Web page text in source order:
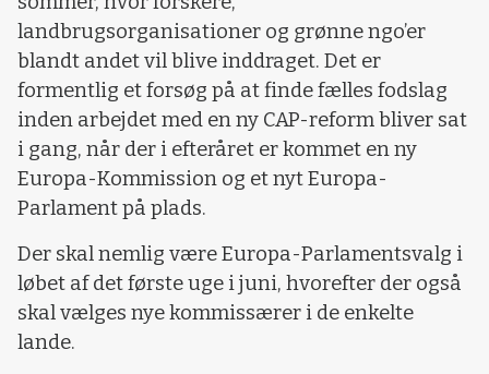
landbrugsorganisationer og grønne ngo’er
blandt andet vil blive inddraget. Det er
formentlig et forsøg på at finde fælles fodslag
inden arbejdet med en ny CAP-reform bliver sat
i gang, når der i efteråret er kommet en ny
Europa-Kommission og et nyt Europa-
Parlament på plads.
Der skal nemlig være Europa-Parlamentsvalg i
løbet af det første uge i juni, hvorefter der også
skal vælges nye kommissærer i de enkelte
lande.